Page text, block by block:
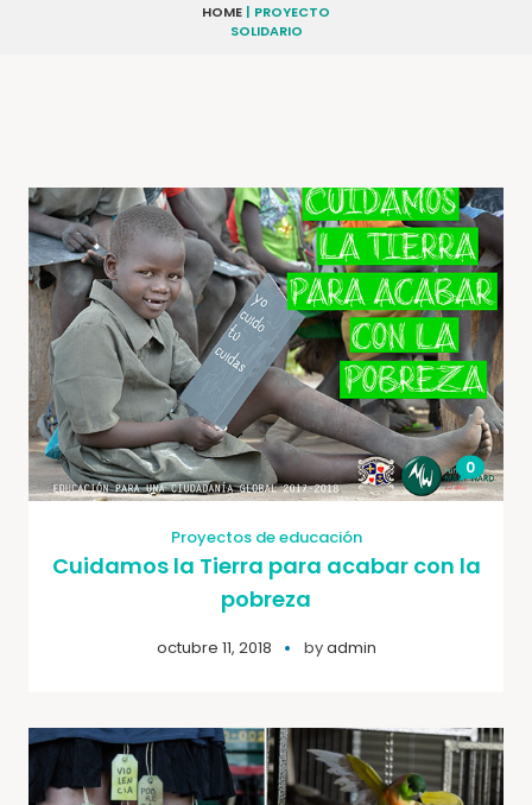
HOME | PROYECTO
SOLIDARIO
0
Proyectos de educación
Cuidamos la Tierra para acabar con la
pobreza
octubre 11, 2018 byadmin